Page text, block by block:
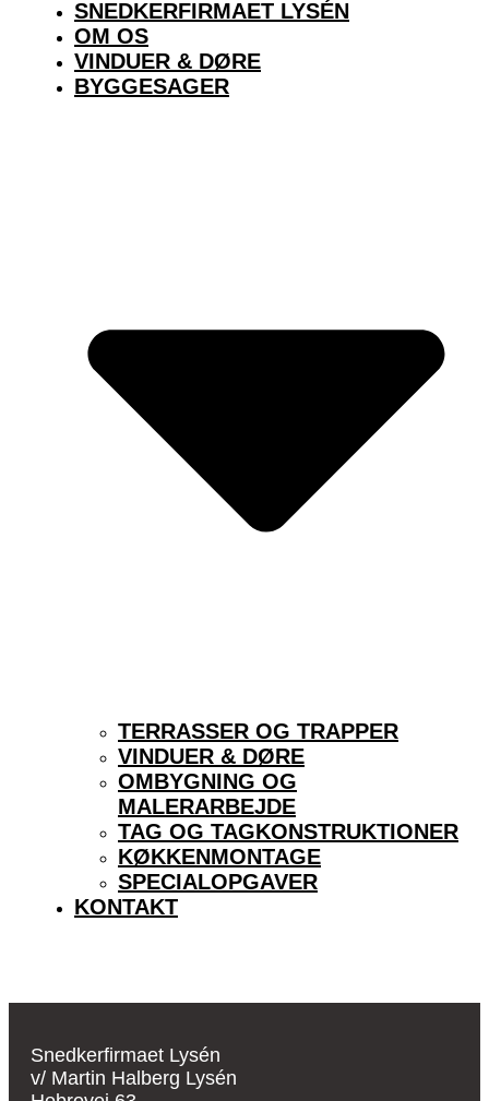
SNEDKERFIRMAET LYSÉN
OM OS
VINDUER & DØRE
BYGGESAGER
TERRASSER OG TRAPPER
VINDUER & DØRE
OMBYGNING OG
MALERARBEJDE
TAG OG TAGKONSTRUKTIONER
KØKKENMONTAGE
SPECIALOPGAVER
KONTAKT
Snedkerfirmaet Lysén
v/ Martin Halberg Lysén